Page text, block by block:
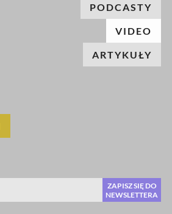
PODCASTY
VIDEO
ARTYKUŁY
ZAPISZ SIĘ DO
NEWSLETTERA